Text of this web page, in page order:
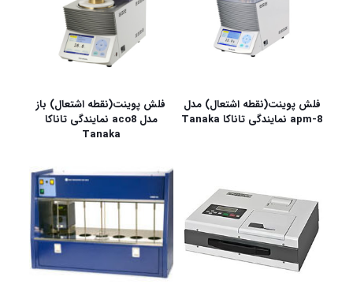
فلش پوینت(نقطه اشتعال) مدل
apm-8 نمایندگی تاناکا Tanaka
فلش پوینت(نقطه اشتعال) باز
مدل aco8 نمایندگی تاناکا
Tanaka